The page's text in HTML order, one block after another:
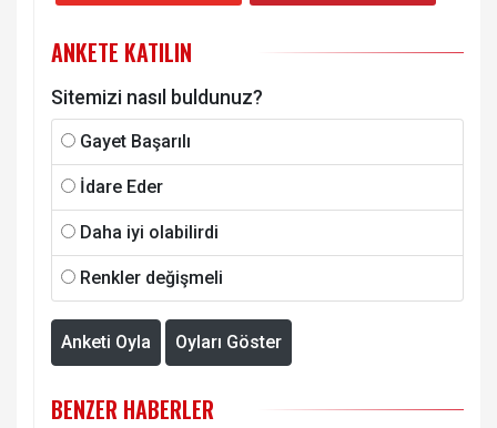
ANKETE KATILIN
Sitemizi nasıl buldunuz?
Gayet Başarılı
İdare Eder
Daha iyi olabilirdi
Renkler değişmeli
Anketi Oyla Oyları Göster
BENZER HABERLER